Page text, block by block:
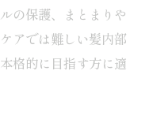
容院を見つける
の保護、まとまりや
アでは難しい髪内部
格的に目指す方に適